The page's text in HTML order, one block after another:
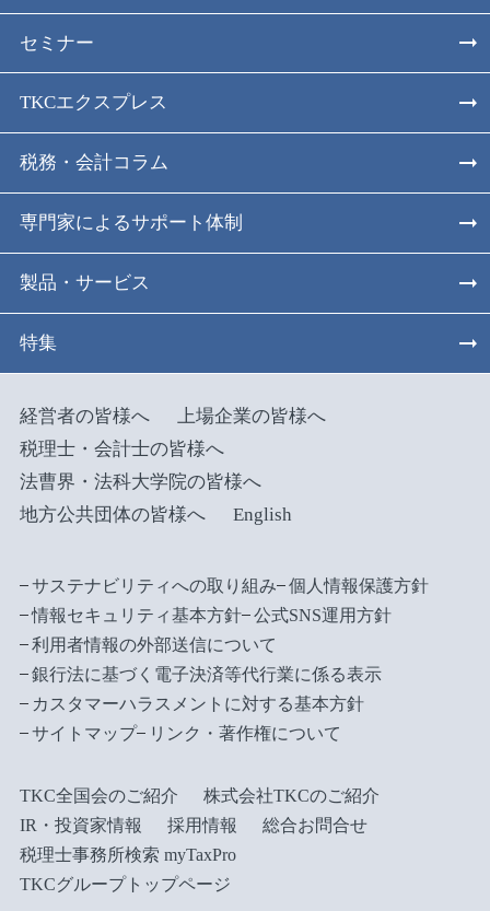
セミナー
TKCエクスプレス
税務・会計コラム
専門家によるサポート体制
製品・サービス
特集
経営者の皆様へ
上場企業の皆様へ
税理士・会計士の皆様へ
法曹界・法科大学院の皆様へ
地方公共団体の皆様へ
English
サステナビリティへの取り組み
個人情報保護方針
情報セキュリティ基本方針
公式SNS運用方針
利用者情報の外部送信について
銀行法に基づく電子決済等代行業に係る表示
カスタマーハラスメントに対する基本方針
サイトマップ
リンク・著作権について
TKC全国会のご紹介
株式会社TKCのご紹介
IR・投資家情報
採用情報
総合お問合せ
税理士事務所検索 myTaxPro
TKCグループトップページ